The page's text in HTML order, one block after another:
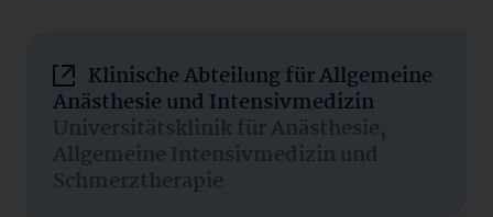
Klinische Abteilung für Allgemeine
Anästhesie und Intensivmedizin
Universitätsklinik für Anästhesie,
Allgemeine Intensivmedizin und
Schmerztherapie